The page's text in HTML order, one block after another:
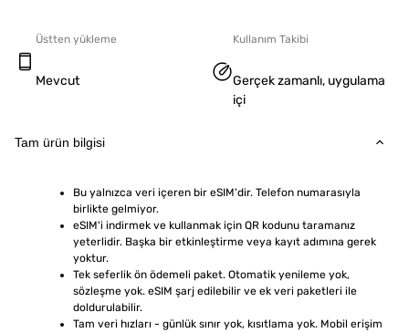
Üstten yükleme
Mevcut
Kullanım Takibi
Gerçek zamanlı, uygulama
içi
Tam ürün bilgisi
Bu yalnızca veri içeren bir eSIM'dir. Telefon numarasıyla
birlikte gelmiyor.
eSIM'i indirmek ve kullanmak için QR kodunu taramanız
yeterlidir. Başka bir etkinleştirme veya kayıt adımına gerek
yoktur.
Tek seferlik ön ödemeli paket. Otomatik yenileme yok,
sözleşme yok. eSIM şarj edilebilir ve ek veri paketleri ile
doldurulabilir.
Tam veri hızları - günlük sınır yok, kısıtlama yok. Mobil erişim